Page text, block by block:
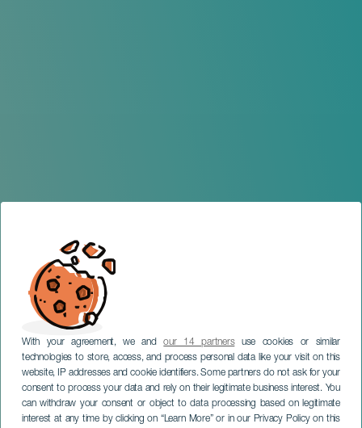
With your agreement, we andour 14 partnersuse cookies or similar
technologies to store, access, and process personal data like your visit on this
website, IP addresses and cookie identifiers. Some partners do not ask for your
consent to process your data and rely on their legitimate business interest. You
can withdraw your consent or object to data processing based on legitimate
interest at any time by clicking on “Learn More” or in our Privacy Policy on this
Luis Villa: Como um
GRÃ-CANÁRIA